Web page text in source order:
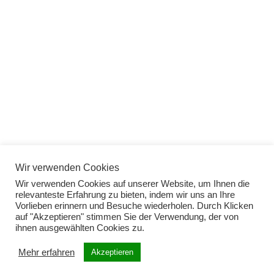
Wir verwenden Cookies
Wir verwenden Cookies auf unserer Website, um Ihnen die
relevanteste Erfahrung zu bieten, indem wir uns an Ihre
Vorlieben erinnern und Besuche wiederholen. Durch Klicken
auf "Akzeptieren" stimmen Sie der Verwendung, der von
ihnen ausgewählten Cookies zu.
Mehr erfahren Akzeptieren